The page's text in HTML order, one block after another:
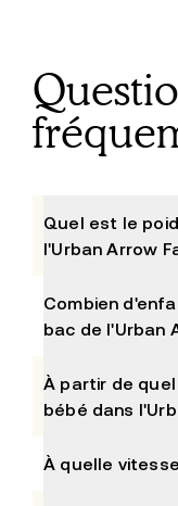
Quel est le
l'Urban Arrow
Combien
bac de l'Urban
À partir de
bébé dans
À quelle